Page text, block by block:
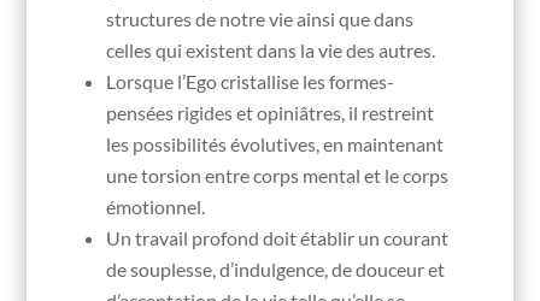
structures de notre vie ainsi que dans
celles qui existent dans la vie des autres.
Lorsque l’Ego cristallise les formes-
pensées rigides et opiniâtres, il restreint
les possibilités évolutives, en maintenant
une torsion entre corps mental et le corps
émotionnel.
Un travail profond doit établir un courant
de souplesse, d’indulgence, de douceur et